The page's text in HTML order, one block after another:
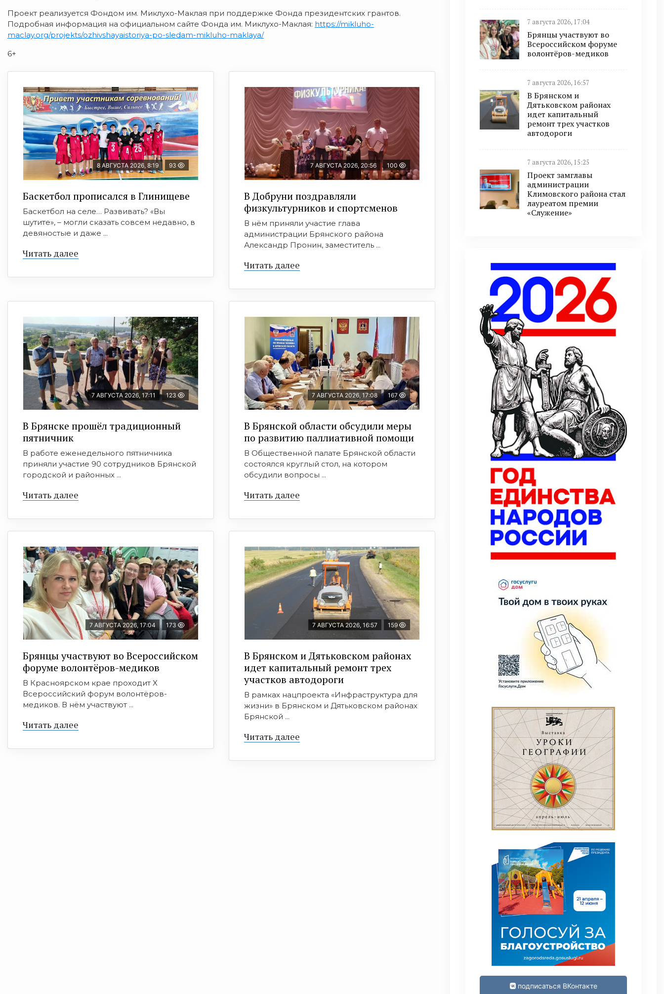
Проект реализуется Фондом им. Миклухо-Маклая при поддержке Фонда президентских грантов.
Подробная информация на официальном сайте Фонда им. Миклухо-Маклая: https://mikluho-
maclay.org/projekts/ozhivshayaistoriya-po-sledam-mikluho-maklaya/
6+
8 АВГУСТА 2026, 8:19 93
Баскетбол прописался в Глинищеве
Баскетбол на селе… Развивать? «Вы
шутите», – могли сказать совсем недавно, в
девяностые и даже ...
Читать далее
7 АВГУСТА 2026, 20:56 100
В Добруни поздравляли
физкультурников и спортсменов
В нём приняли участие глава
администрации Брянского района
Александр Пронин, заместитель ...
Читать далее
7 АВГУСТА 2026, 17:11 123
В Брянске прошёл традиционный
пятничник
В работе еженедельного пятничника
приняли участие 90 сотрудников Брянской
городской и районных ...
Читать далее
7 АВГУСТА 2026, 17:08 167
В Брянской области обсудили меры
по развитию паллиативной помощи
В Общественной палате Брянской области
состоялся круглый стол, на котором
обсудили вопросы ...
Читать далее
7 АВГУСТА 2026, 17:04 173
Брянцы участвуют во Всероссийском
форуме волонтёров-медиков
В Красноярском крае проходит X
Всероссийский форум волонтёров-
медиков. В нём участвуют ...
Читать далее
7 АВГУСТА 2026, 16:57 159
В Брянском и Дятьковском районах
идет капитальный ремонт трех
участков автодороги
В рамках нацпроекта «Инфраструктура для
жизни» в Брянском и Дятьковском районах
Брянской ...
Читать далее
7 августа 2026, 17:04
Брянцы участвуют во
Всероссийском форуме
волонтёров-медиков
7 августа 2026, 16:57
В Брянском и
Дятьковском районах
идет капитальный
ремонт трех участков
автодороги
7 августа 2026, 15:25
Проект замглавы
администрации
Климовского района стал
лауреатом премии
«Служение»
подписаться ВКонтакте